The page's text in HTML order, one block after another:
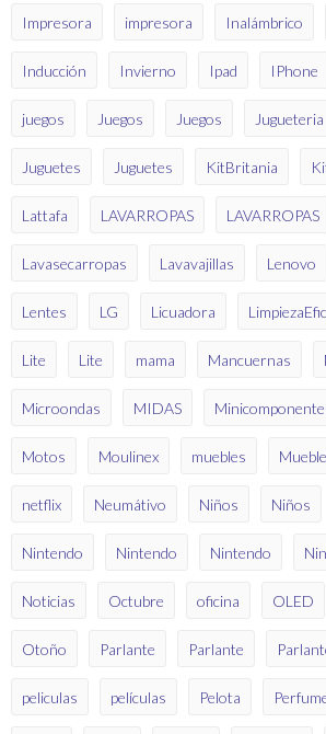
Impresora impresora Inalámbrico
Inducción Invierno Ipad IPhone
juegos Juegos Juegos Jugueteria
Juguetes Juguetes KitBritania
Lattafa LAVARROPAS LAVARROPAS
Lavasecarropas Lavavajillas Lenovo
Lentes LG Licuadora
Lite Lite mama Mancuernas
Microondas MIDAS
Motos Moulinex muebles
netflix Neumátivo Niños Niños
Nintendo Nintendo Nintendo
Noticias Octubre oficina OLED
Otoño Parlante Parlante
peliculas películas Pelota